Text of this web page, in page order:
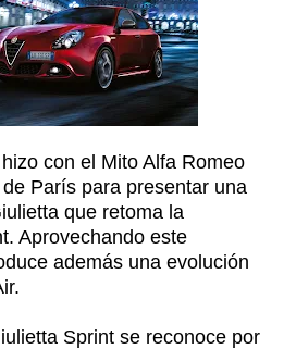
con el Mito Alfa Romeo
París para presentar una
que retoma la
Aprovechando este
además una evolución
Sprint se reconoce por